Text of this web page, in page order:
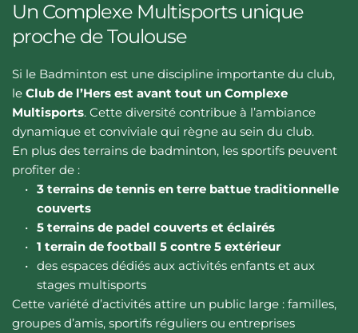
Un Complexe Multisports unique
proche de Toulouse
Si le Badminton est une discipline importante du club,
le Club de l’Hers est avant tout un Complexe
Multisports. Cette diversité contribue à l’ambiance
dynamique et conviviale qui règne au sein du club.
En plus des terrains de badminton, les sportifs peuvent
profiter de :
3 terrains de tennis en terre battue traditionnelle
couverts
5 terrains de padel couverts et éclairés
1 terrain de football 5 contre 5 extérieur
des espaces dédiés aux activités enfants et aux
stages multisports
Cette variété d’activités attire un public large : familles,
groupes d’amis, sportifs réguliers ou entreprises